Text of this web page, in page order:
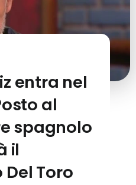
entra nel
al
spagnolo
il
Toro